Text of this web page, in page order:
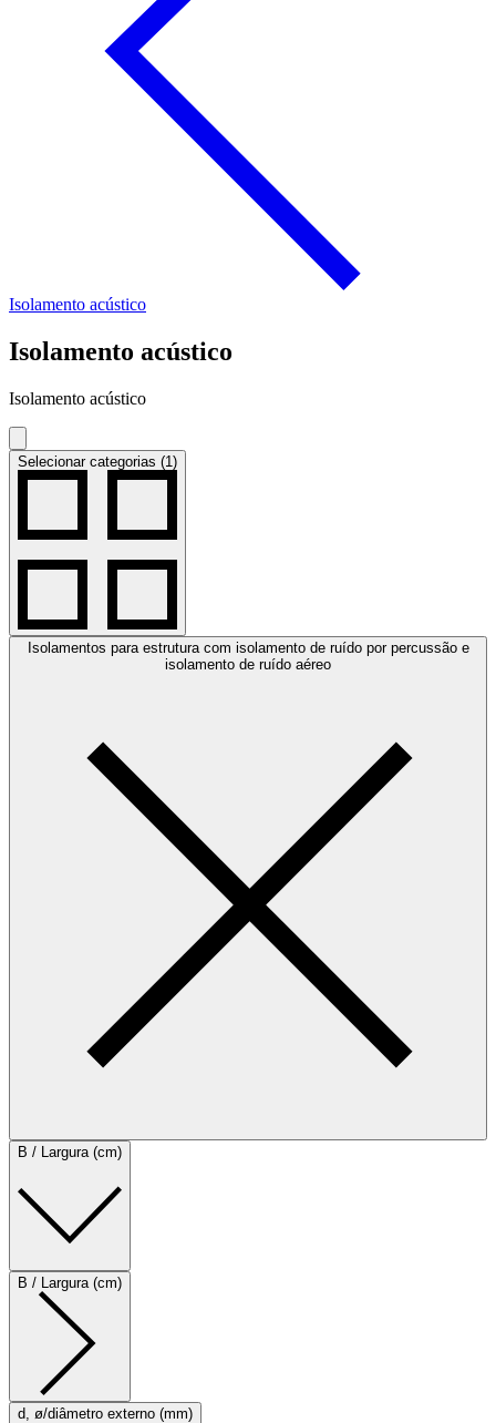
Isolamento acústico
Isolamento acústico
Isolamento acústico
Selecionar categorias (1)
Isolamentos para estrutura com isolamento de ruído por percussão e
isolamento de ruído aéreo
B / Largura (cm)
B / Largura (cm)
d, ø/diâmetro externo (mm)